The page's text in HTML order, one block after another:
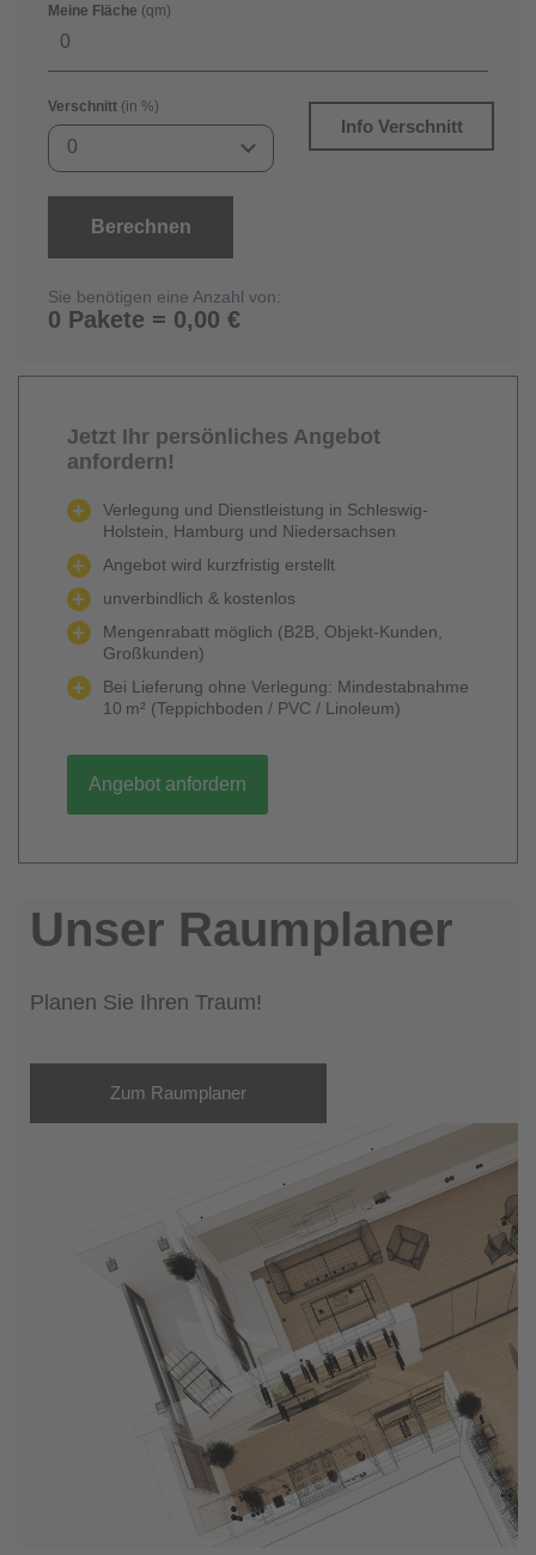
Meine Fläche (qm)
Verschnitt (in %)
0
Info Verschnitt
Berechnen
Sie benötigen eine Anzahl von:
0 Pakete = 0,00 €
Jetzt Ihr persönliches Angebot
anfordern!
Verlegung und Dienstleistung in Schleswig-
Holstein, Hamburg und Niedersachsen
Angebot wird kurzfristig erstellt
unverbindlich & kostenlos
Mengenrabatt möglich (B2B, Objekt-Kunden,
Großkunden)
Bei Lieferung ohne Verlegung: Mindestabnahme
10 m² (Teppichboden / PVC / Linoleum)
Angebot anfordern
Unser Raumplaner
Planen Sie Ihren Traum!
Zum Raumplaner